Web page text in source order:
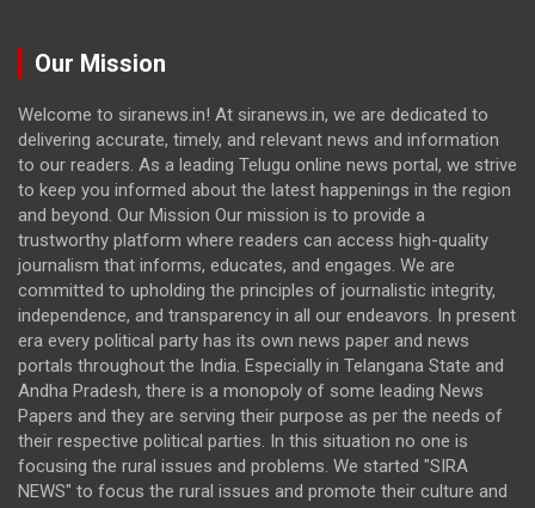
Our Mission
Welcome to siranews.in! At siranews.in, we are dedicated to
delivering accurate, timely, and relevant news and information
to our readers. As a leading Telugu online news portal, we strive
to keep you informed about the latest happenings in the region
and beyond. Our Mission Our mission is to provide a
trustworthy platform where readers can access high-quality
journalism that informs, educates, and engages. We are
committed to upholding the principles of journalistic integrity,
independence, and transparency in all our endeavors. In present
era every political party has its own news paper and news
portals throughout the India. Especially in Telangana State and
Andha Pradesh, there is a monopoly of some leading News
Papers and they are serving their purpose as per the needs of
their respective political parties. In this situation no one is
focusing the rural issues and problems. We started "SIRA
NEWS" to focus the rural issues and promote their culture and